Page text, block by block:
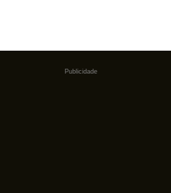
Publicidade